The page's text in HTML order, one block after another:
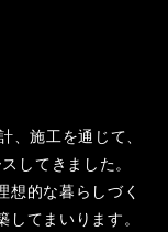
、施工を通じて、
してきました。
想的な暮らしづく
してまいります。